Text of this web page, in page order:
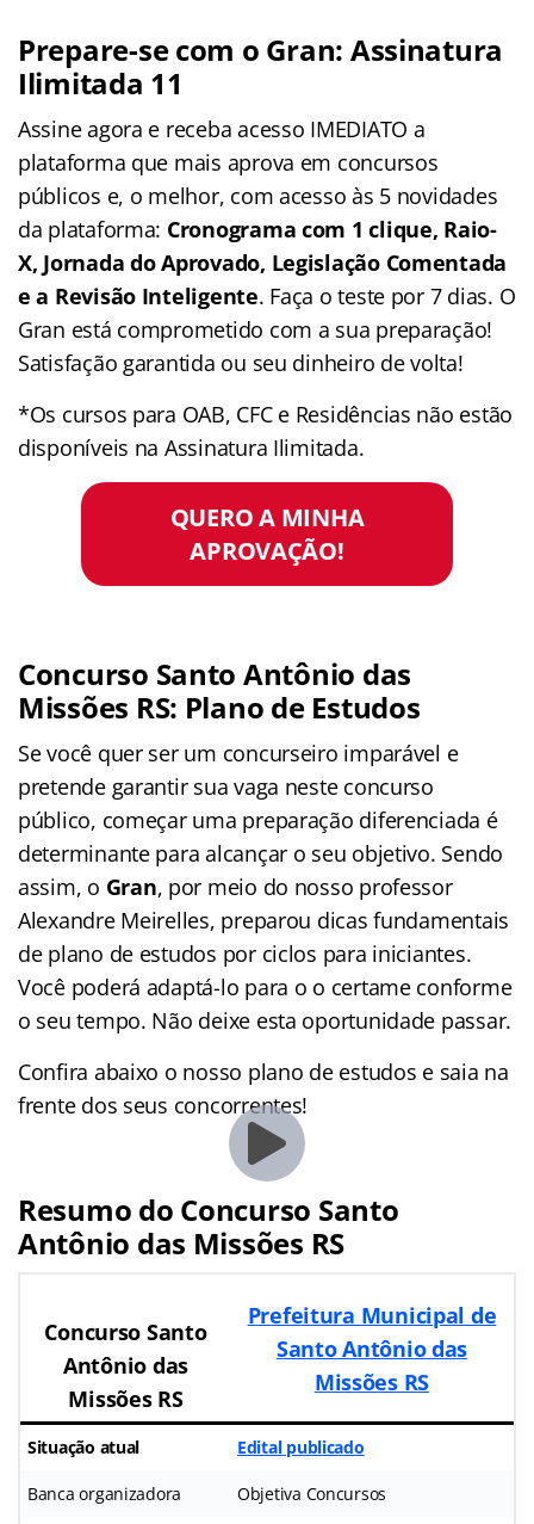
Prepare-se com o Gran: Assinatura
Ilimitada 11
Assine agora e receba acesso IMEDIATO a
plataforma que mais aprova em concursos
públicos e, o melhor, com acesso às 5 novidades
da plataforma: Cronograma com 1 clique, Raio-
X, Jornada do Aprovado, Legislação Comentada
e a Revisão Inteligente. Faça o teste por 7 dias. O
Gran está comprometido com a sua preparação!
Satisfação garantida ou seu dinheiro de volta!
*Os cursos para OAB, CFC e Residências não estão
disponíveis na Assinatura Ilimitada.
QUERO A MINHA
APROVAÇÃO!
Concurso Santo Antônio das
Missões RS: Plano de Estudos
Se você quer ser um concurseiro imparável e
pretende garantir sua vaga neste concurso
público, começar uma preparação diferenciada é
determinante para alcançar o seu objetivo. Sendo
assim, o Gran, por meio do nosso professor
Alexandre Meirelles, preparou dicas fundamentais
de plano de estudos por ciclos para iniciantes.
Você poderá adaptá-lo para o o certame conforme
o seu tempo. Não deixe esta oportunidade passar.
Confira abaixo o nosso plano de estudos e saia na
frente dos seus concorrentes!
Resumo do Concurso Santo
Antônio das Missões RS
Concurso Santo
Antônio das
Missões RS
Prefeitura Municipal de
Santo Antônio das
Missões RS
Situação atual Edital publicado
Banca organizadora Objetiva Concursos